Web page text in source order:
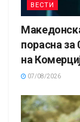
ВЕСТИ
порасна за
на
07/08/2026